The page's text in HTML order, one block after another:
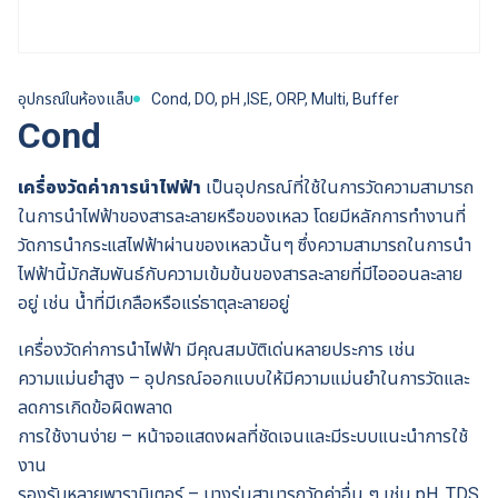
อุปกรณ์ในห้องแล็บ Cond, DO, pH ,ISE, ORP, Multi, Buffer
Cond
เครื่องวัดค่าการนำไฟฟ้า เป็นอุปกรณ์ที่ใช้ในการวัดความสามารถ
ในการนำไฟฟ้าของสารละลายหรือของเหลว โดยมีหลักการทำงานที่
วัดการนำกระแสไฟฟ้าผ่านของเหลวนั้นๆ ซึ่งความสามารถในการนำ
ไฟฟ้านี้มักสัมพันธ์กับความเข้มข้นของสารละลายที่มีไอออนละลาย
อยู่ เช่น น้ำที่มีเกลือหรือแร่ธาตุละลายอยู่
เครื่องวัดค่าการนำไฟฟ้า มีคุณสมบัติเด่นหลายประการ เช่น
ความแม่นยำสูง – อุปกรณ์ออกแบบให้มีความแม่นยำในการวัดและ
ลดการเกิดข้อผิดพลาด
การใช้งานง่าย – หน้าจอแสดงผลที่ชัดเจนและมีระบบแนะนำการใช้
งาน